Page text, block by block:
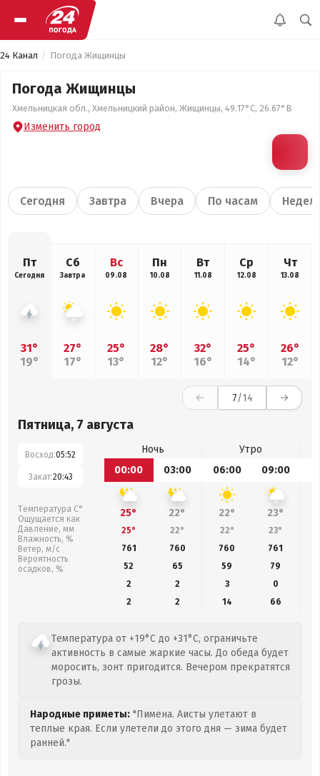
24 Канал Погода Жищинцы
Погода Жищинцы
Хмельницкая обл., Хмельницкий район, Жищинцы, 49.17°С, 26.67°В
Изменить город
Сегодня Завтра Вчера По часам
Пт
Сегодня
31°
19°
Сб
Завтра
27°
17°
Вс
09.08
25°
13°
Пн
10.08
28°
12°
Вт
11.08
32°
16°
Ср
12.08
25°
14°
Чт
13.08
26°
12°
7/14
Пятница, 7 августа
Восход:05:52
Закат:20:43
Температура С°
Ощущается как
Давление, мм
Влажность, %
Ветер, м/с
Вероятность
осадков, %
Ночь
Утро
00:00
03:00 06:00 09:00
25° 22° 22° 23°
25° 22° 22° 23°
761
760 760 761
52
65 59 79
2
2 3
0
2
2 14 66
Температура от +19°C до +31°C, ограничьте
активность в самые жаркие часы. До обеда будет
моросить, зонт пригодится. Вечером прекратятся
грозы.
Народные приметы: "Пимена. Аисты улетают в
теплые края. Если улетели до этого дня — зима будет
ранней."